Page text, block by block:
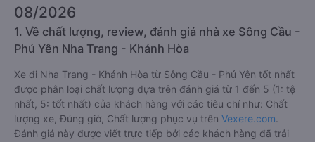
08/2026
1. Về chất lượng, review, đánh giá nhà xe Sông Cầu -
Phú Yên Nha Trang - Khánh Hòa
Xe đi Nha Trang - Khánh Hòa từ Sông Cầu - Phú Yên tốt nhất
được phân loại chất lượng dựa trên đánh giá từ 1 đến 5 (1: tệ
nhất, 5: tốt nhất) của khách hàng với các tiêu chí như: Chất
lượng xe, Đúng giờ, Chất lượng phục vụ trên Vexere.com.
Đánh giá này được viết trực tiếp bởi các khách hàng đã trải